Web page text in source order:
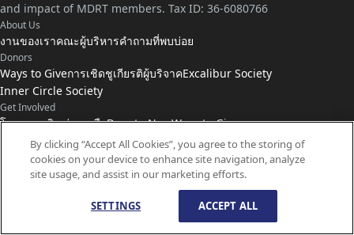
and impact of MDRT members. Tax ID: 36-6080766
About Us
งานของเราคณะผู้บริหารคำถามที่พบบ่อย
Donors
Ways to Giveการเชิดชูเกียรติผู้บริจาคExcalibur Society
Inner Circle Society
Get Involved
โครงการเงินช่วยเหลือDonate NowWays to Give
Connect with Us
ติดต่อเราข่าว
มูลนิธิ MDRT สงวนลิขสิทธิ์
By clicking “Accept All Cookies”, you agree to the storing of
cookies on your device to enhance site navigation, analyze
site usage, and assist in our marketing efforts.
SETTINGS ACCEPT ALL